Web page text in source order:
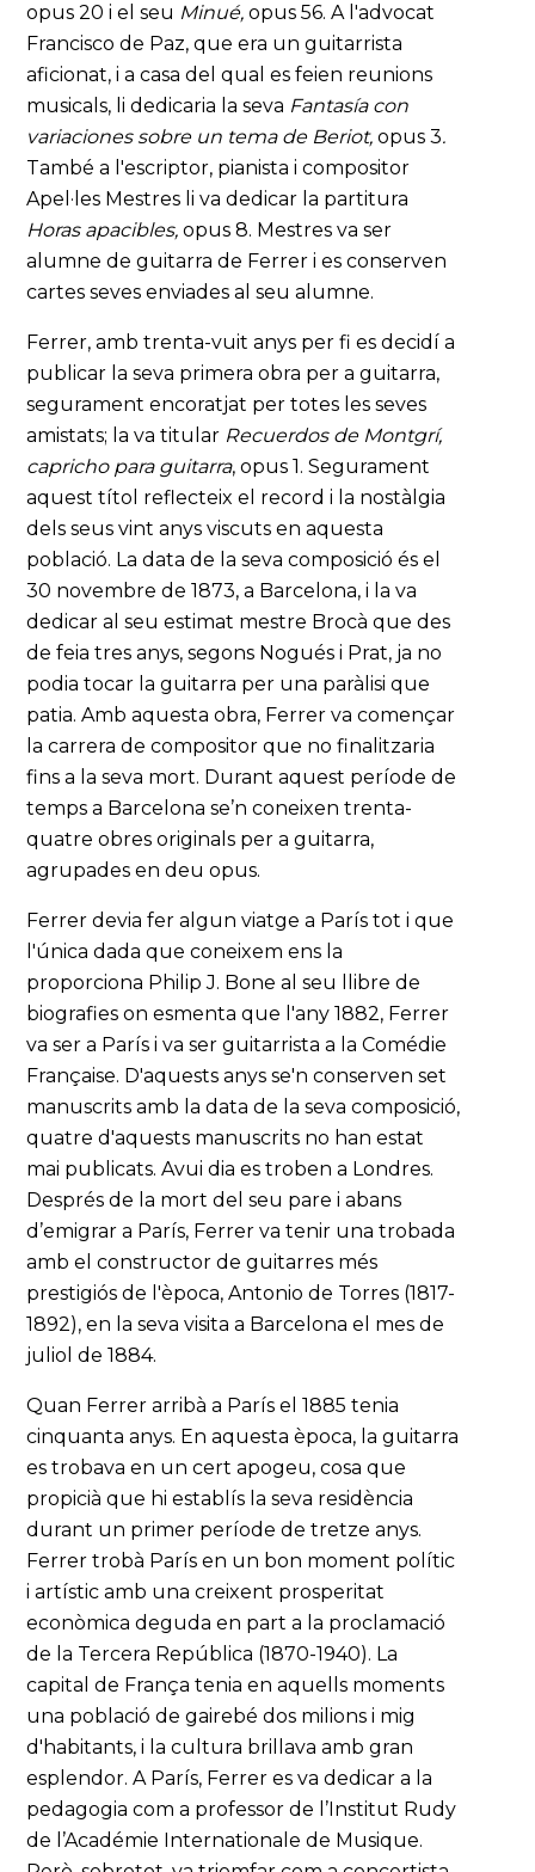
opus 20 i el seu Minué,opus 56. A l'advocat
Francisco de Paz, que era un guitarrista
aficionat, i a casa del qual es feien reunions
musicals, li dedicaria la seva Fantasía con
variaciones sobre un tema de Beriot,opus 3.
També a l'escriptor, pianista i compositor
Apel·les Mestres li va dedicar la partitura
Horas apacibles,opus 8. Mestres va ser
alumne de guitarra de Ferrer i es conserven
cartes seves enviades al seu alumne.
Ferrer, amb trenta-vuit anys per fi es decidí a
publicar la seva primera obra per a guitarra,
segurament encoratjat per totes les seves
amistats; la va titular Recuerdos de Montgrí,
capricho para guitarra, opus 1. Segurament
aquest títol reflecteix el record i la nostàlgia
dels seus vint anys viscuts en aquesta
població. La data de la seva composició és el
30 novembre de 1873, a Barcelona, i la va
dedicar al seu estimat mestre Brocà que des
de feia tres anys, segons Nogués i Prat, ja no
podia tocar la guitarra per una paràlisi que
patia. Amb aquesta obra, Ferrer va començar
la carrera de compositor que no finalitzaria
fins a la seva mort. Durant aquest període de
temps a Barcelona se’n coneixen trenta-
quatre obres originals per a guitarra,
agrupades en deu opus.
Ferrer devia fer algun viatge a París tot i que
l'única dada que coneixem ens la
proporciona Philip J. Bone al seu llibre de
biografies on esmenta que l'any 1882, Ferrer
va ser a París i va ser guitarrista a la Comédie
Française. D'aquests anys se'n conserven set
manuscrits amb la data de la seva composició,
quatre d'aquests manuscrits no han estat
mai publicats. Avui dia es troben a Londres.
Després de la mort del seu pare i abans
d’emigrar a París, Ferrer va tenir una trobada
amb el constructor de guitarres més
prestigiós de l'època, Antonio de Torres (1817-
1892), en la seva visita a Barcelona el mes de
juliol de 1884.
Quan Ferrer arribà a París el 1885 tenia
cinquanta anys. En aquesta època, la guitarra
es trobava en un cert apogeu, cosa que
propicià que hi establís la seva residència
durant un primer període de tretze anys.
Ferrer trobà París en un bon moment polític
i artístic amb una creixent prosperitat
econòmica deguda en part a la proclamació
de la Tercera República (1870-1940). La
capital de França tenia en aquells moments
una població de gairebé dos milions i mig
d'habitants, i la cultura brillava amb gran
esplendor. A París, Ferrer es va dedicar a la
pedagogia com a professor de l’Institut Rudy
de l’Académie Internationale de Musique.